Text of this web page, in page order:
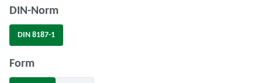
DIN-Normauswählen
DIN 8187-1
Formauswählen